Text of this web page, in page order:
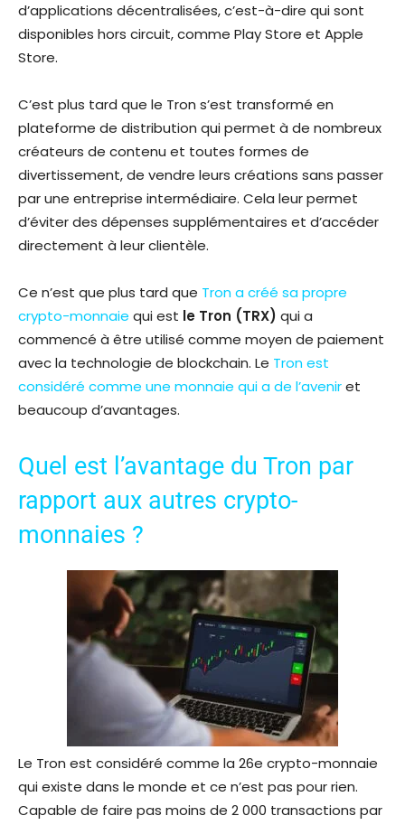
d’applications décentralisées, c’est-à-dire qui sont
disponibles hors circuit, comme Play Store et Apple
Store.
C’est plus tard que le Tron s’est transformé en
plateforme de distribution qui permet à de nombreux
créateurs de contenu et toutes formes de
divertissement, de vendre leurs créations sans passer
par une entreprise intermédiaire. Cela leur permet
d’éviter des dépenses supplémentaires et d’accéder
directement à leur clientèle.
Ce n’est que plus tard que Tron a créé sa propre
crypto-monnaie qui est le Tron (TRX) qui a
commencé à être utilisé comme moyen de paiement
avec la technologie de blockchain. Le Tron est
considéré comme une monnaie qui a de l’aveniret
beaucoup d’avantages.
Quel est l’avantage du Tron par
rapport aux autres crypto-
monnaies ?
Le Tron est considéré comme la 26e crypto-monnaie
qui existe dans le monde et ce n’est pas pour rien.
Capable de faire pas moins de 2 000 transactions par